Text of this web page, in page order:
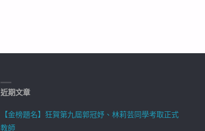
近期文章
【金榜題名】狂賀第九屆郭冠妤、林莉芸同學考取正式
教師